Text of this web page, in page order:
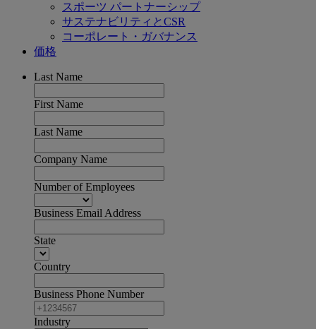
スポーツ パートナーシップ
サステナビリティとCSR
コーポレート・ガバナンス
価格
Last Name
First Name
Last Name
Company Name
Number of Employees
Business Email Address
State
Country
Business Phone Number
Industry